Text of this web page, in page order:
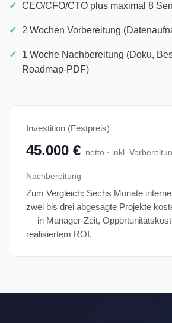
CEO/CFO/CTO plus maximal 8
2 Wochen Vorbereitung
1 Woche Nachbereitung (Doku,
Roadmap-PDF)
Investition (Festpreis)
45.000 € netto · inkl.
Nachbereitung
Zum Vergleich: Sechs Monate
zwei bis drei abgesagte Projekte
— in Manager-Zeit,
realisiertem ROI.